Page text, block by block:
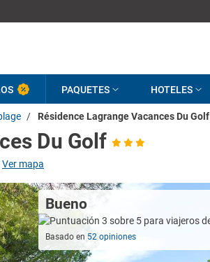
PAQUETES HOTELES
/ Résidence Lagrange Vacances Du Golf
Du Golf
Ver mapa
Bueno
Basado en52 opiniones